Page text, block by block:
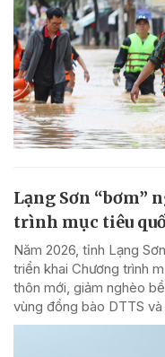
Lạng Sơn “bơm”
trình mục tiêu
Năm 2026, tỉnh Lạng
triển khai Chương trình
thôn mới, giảm nghèo
vùng đồng bào DTTS và